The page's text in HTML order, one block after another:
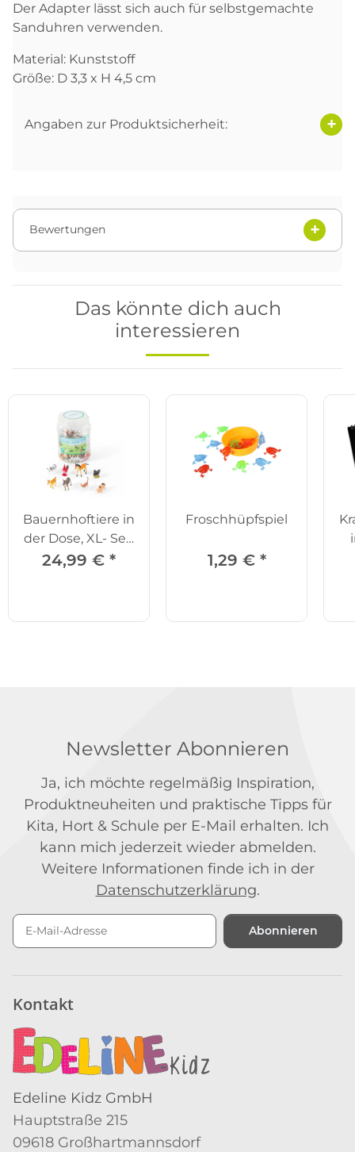
Der Adapter lässt sich auch für selbstgemachte
Sanduhren verwenden.
Material: Kunststoff
Größe: D 3,3 x H 4,5 cm
Angaben zur Produktsicherheit:
Bewertungen
Das könnte dich auch
interessieren
Bauernhoftiere in
der Dose, XL- Set,
72-tlg.
24,99 € *
Froschhüpfspiel
1,29 € *
Newsletter Abonnieren
Ja, ich möchte regelmäßig Inspiration,
Produktneuheiten und praktische Tipps für
Kita, Hort & Schule per E-Mail erhalten. Ich
kann mich jederzeit wieder abmelden.
Weitere Informationen finde ich in der
Datenschutzerklärung.
Abonnieren
Kontakt
Edeline Kidz GmbH
Hauptstraße 215
09618 Großhartmannsdorf